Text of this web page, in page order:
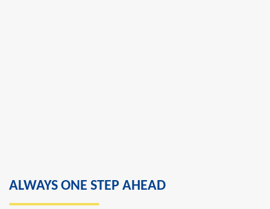
ALWAYS ONE STEP AHEAD